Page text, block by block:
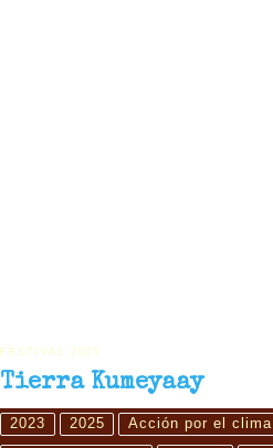
FESTIVAL 2025
Tierra Kumeyaay
2023 2025 Acción por el clima